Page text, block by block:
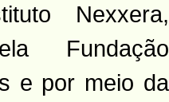
Nexxera,
Fundação
e por meio da